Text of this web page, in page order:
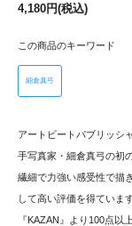
4,180円(税込)
この商品のキーワード
細倉真弓
アートビートパブリッシ
手写真家・細倉真弓の初
繊細で力強い感受性で描
して高い評価を得ていま
『KAZAN』より100点以